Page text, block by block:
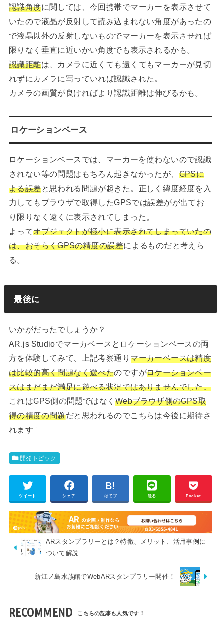
認識角度に関しては、今回携帯でマーカーを表示させて
いたので液晶が反射して読み込まれない角度があったの
で液晶以外の反射しないものでマーカーを表示させれば
限りなく垂直に近いかい角度でも表示されるかも。
認識距離は、カメラに近くても遠くてもマーカーが見切
れずにカメラに写っていれば認識された。
カメラの画質が良ければより認識距離は伸びるかも。
ロケーションベース
ロケーションベースでは、マーカーを使わないので認識
されない等の問題はもちろん起きなかったが、 GPSに
よる誤差と思われる問題が起きた。正しく緯度経度を入
力してもブラウザで取得したGPSでは誤差がが出てお
り限りなく遠くに表示されてしまった。
よってオブジェクトが極小に表示されてしまっていたの
は、おそらくGPSの精度の誤差によるものだと考えら
る。
最後に
いかがだったでしょうか？
AR.js Studioでマーカベースとロケーションベースの両
方を体験してみて、上記考察通り マーカーベースは精度
は比較的高く問題なく遊べたのですがロケーションベー
スはまだまだ満足に遊べる状況ではありませんでした。
これはGPS側の問題ではなく Webブラウザ側のGPS取
得の精度の問題だと思われるのでこちらは今後に期待さ
れます！
開発トピック
ツイート シェア はてブ 送る Pocket
ARスタンプラリーとは？特徴、メリット、活用事例に
ついて解説
新江ノ島水族館でWebARスタンプラリー開催！
RECOMMEND